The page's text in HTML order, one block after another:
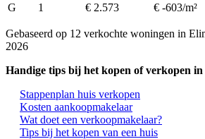
G
1 € 2.573 € -603/m²
Gebaseerd op 12 verkochte woningen in
2026
Handige tips bij het kopen of verkopen
Stappenplan huis verkopen
Kosten aankoopmakelaar
Wat doet een verkoopmakelaar?
Tips bij het kopen van een huis